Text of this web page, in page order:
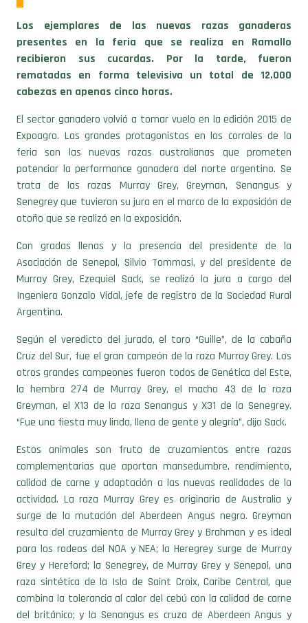
Los ejemplares de las nuevas razas ganaderas
presentes en la feria que se realiza en Ramallo
recibieron sus cucardas. Por la tarde, fueron
rematadas en forma televisiva un total de 12.000
cabezas en apenas cinco horas.
El sector ganadero volvió a tomar vuelo en la edición 2015 de
Expoagro. Las grandes protagonistas en los corrales de la
feria son las nuevas razas australianas que prometen
potenciar la performance ganadera del norte argentino. Se
trata de las razas Murray Grey, Greyman, Senangus y
Senegrey que tuvieron su jura en el marco de la exposición de
otoño que se realizó en la exposición.
Con gradas llenas y la presencia del presidente de la
Asociación de Senepol, Silvio Tommasi, y del presidente de
Murray Grey, Ezequiel Sack, se realizó la jura a cargo del
Ingeniero Gonzalo Vidal, jefe de registro de la Sociedad Rural
Argentina.
Según el veredicto del jurado, el toro “Guille”, de la cabaña
Cruz del Sur, fue el gran campeón de la raza Murray Grey. Los
otros grandes campeones fueron todos de Genética del Este,
la hembra 274 de Murray Grey, el macho 43 de la raza
Greyman, el X13 de la raza Senangus y X31 de la Senegrey.
“Fue una fiesta muy linda, llena de gente y alegría”, dijo Sack.
Estos animales son fruto de cruzamientos entre razas
complementarias que aportan mansedumbre, rendimiento,
calidad de carne y adaptación a las nuevas realidades de la
actividad. La raza Murray Grey es originaria de Australia y
surge de la mutación del Aberdeen Angus negro. Greyman
resulta del cruzamiento de Murray Grey y Brahman y es ideal
para los rodeos del NOA y NEA; la Heregrey surge de Murray
Grey y Hereford; la Senegrey, de Murray Grey y Senepol, una
raza sintética de la Isla de Saint Croix, Caribe Central, que
combina la tolerancia al calor del cebú con la calidad de carne
del británico; y la Senangus es cruza de Aberdeen Angus y